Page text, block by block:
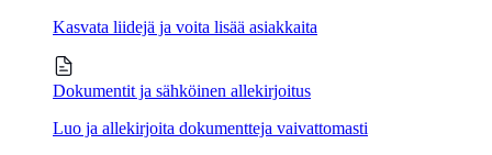
Kasvata liidejä ja voita lisää asiakkaita
Dokumentit ja sähköinen allekirjoitus
Luo ja allekirjoita dokumentteja vaivattomasti